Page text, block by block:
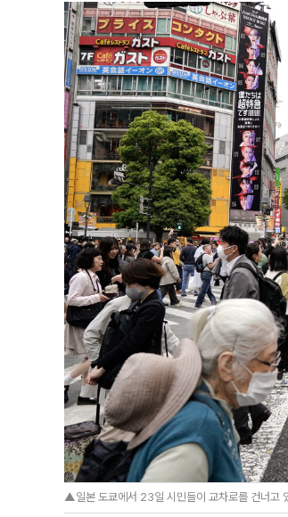
▲일본 도쿄에서 23일 시민들이 교차로를 건너고